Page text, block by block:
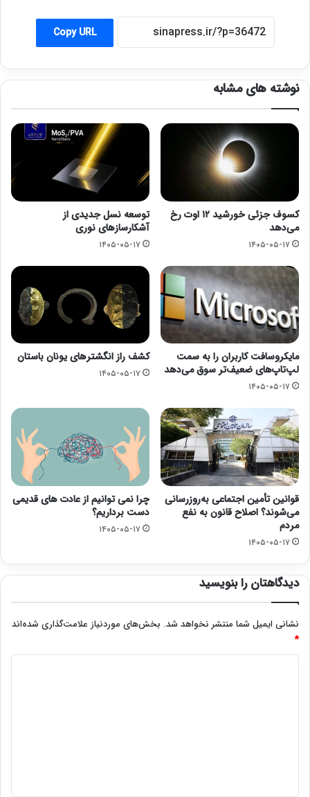
Copy URL
نوشته های مشابه
کسوف جزئی خورشید ۱۲ اوت رخ
می‌دهد
۱۴۰۵-۰۵-۱۷
توسعه نسل جدیدی از
آشکارسازهای نوری
۱۴۰۵-۰۵-۱۷
مایکروسافت کاربران را به سمت
لپ‌تاپ‌های ضعیف‌تر سوق می‌دهد
۱۴۰۵-۰۵-۱۷
کشف راز انگشترهای یونان باستان
۱۴۰۵-۰۵-۱۷
قوانین تأمین اجتماعی به‌روزرسانی
می‌شوند؟ اصلاح قانون به نفع
مردم
۱۴۰۵-۰۵-۱۷
چرا نمی توانیم از عادت های قدیمی
دست برداریم؟
۱۴۰۵-۰۵-۱۷
دیدگاهتان را بنویسید
نشانی ایمیل شما منتشر نخواهد شد. بخش‌های موردنیاز علامت‌گذاری شده‌اند
*